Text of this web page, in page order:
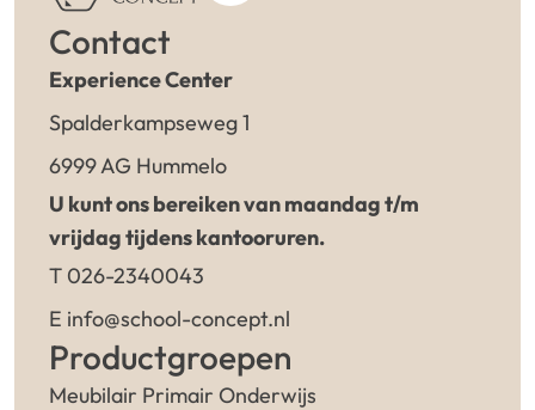
Contact
Experience Center
Spalderkampseweg 1
6999 AG Hummelo
U kunt ons bereiken van maandag t/m
vrijdag tijdens kantooruren.
T 026-2340043
E info@school-concept.nl
Productgroepen
Meubilair Primair Onderwijs